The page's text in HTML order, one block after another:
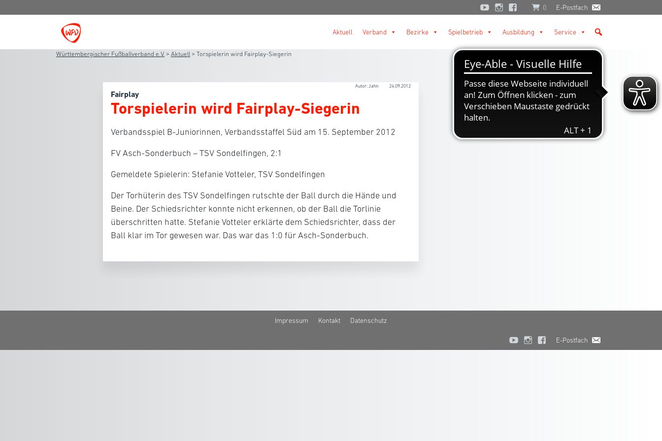
0 E-Postfach
Aktuell Verband Bezirke Spielbetrieb Ausbildung Service
Württembergischer Fußballverband e.V. > Aktuell > Torspielerin wird Fairplay-Siegerin
Autor: Jahn 24.09.2012
Fairplay
Torspielerin wird Fairplay-Siegerin
Verbandsspiel B-Juniorinnen, Verbandsstaffel Süd am 15. September 2012
FV Asch-Sonderbuch – TSV Sondelfingen, 2:1
Gemeldete Spielerin: Stefanie Votteler, TSV Sondelfingen
Der Torhüterin des TSV Sondelfingen rutschte der Ball durch die Hände und
Beine. Der Schiedsrichter konnte nicht erkennen, ob der Ball die Torlinie
überschritten hatte. Stefanie Votteler erklärte dem Schiedsrichter, dass der
Ball klar im Tor gewesen war. Das war das 1:0 für Asch-Sonderbuch.
Impressum Kontakt Datenschutz
E-Postfach